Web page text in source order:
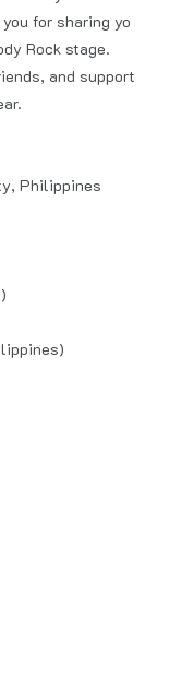
for sharing yo
Rock stage.
and support
Philippines